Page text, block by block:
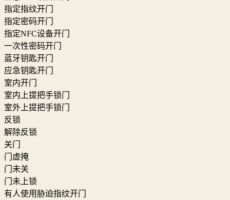
指定指纹开门
指定密码开门
指定NFC设备开门
一次性密码开门
蓝牙钥匙开门
应急钥匙开门
室内开门
室内上提把手锁门
室外上提把手锁门
反锁
解除反锁
关门
门虚掩
门未关
门未上锁
有人使用胁迫指纹开门